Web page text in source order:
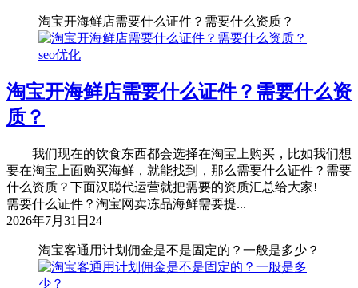
淘宝开海鲜店需要什么证件？需要什么资质？
seo优化
淘宝开海鲜店需要什么证件？需要什么资
质？
我们现在的饮食东西都会选择在淘宝上购买，比如我们想
要在淘宝上面购买海鲜，就能找到，那么需要什么证件？需要
什么资质？下面汉聪代运营就把需要的资质汇总给大家!
需要什么证件？淘宝网卖冻品海鲜需要提...
2026年7月31日 24
淘宝客通用计划佣金是不是固定的？一般是多少？